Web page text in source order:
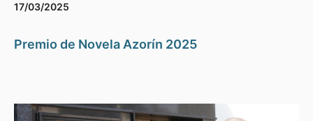
17/03/2025
Premio de Novela Azorín 2025